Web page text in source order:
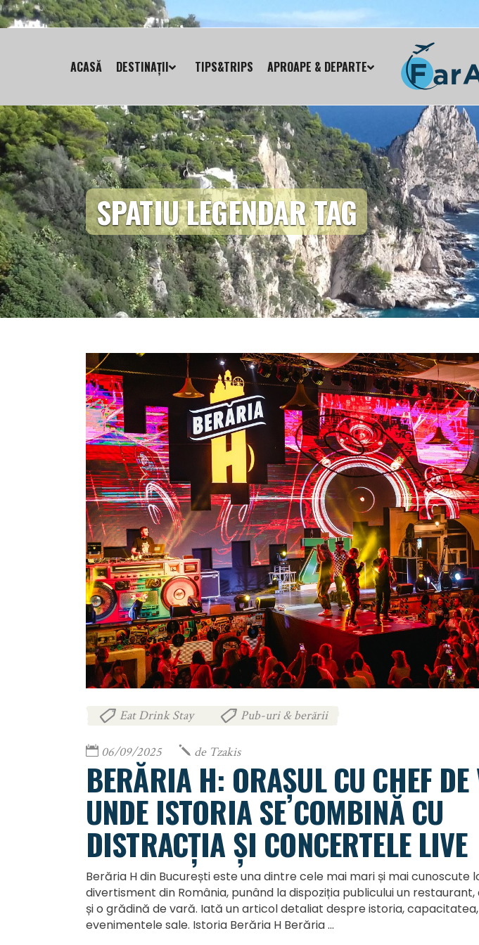
ACASĂ DESTINAȚII TIPS&TRIPS APROAPE & DEPARTE
SPATIU LEGENDAR TAG
Eat Drink Stay Pub-uri & berării
06/09/2025 de Tzakis
BERĂRIA H: ORAȘUL CU CHEF DE
UNDE ISTORIA SE COMBINĂ CU
DISTRACȚIA ȘI CONCERTELE LIVE
Berăria H din București este una dintre cele mai mari și mai cunoscute
divertisment din România, punând la dispoziția publicului un
și o grădină de vară. Iată un articol detaliat despre istoria,
evenimentele sale. Istoria Berăria H Berăria